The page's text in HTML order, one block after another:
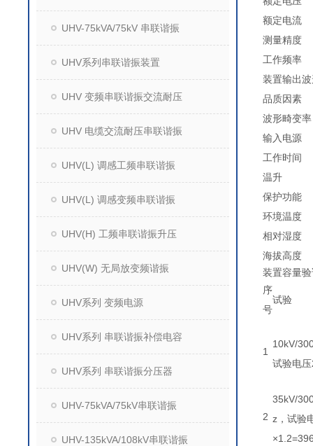
UHV-75kVA/75kV 串联谐振
UHV系列串联谐振装置
UHV 变频串联谐振交流耐压
UHV 电缆交流耐压串联谐振
UHV(L) 调感工频串联谐振
UHV(L) 调感变频串联谐振
UHV(H) 工频串联谐振升压
UHV(W) 无局放变频谐振
UHV系列 变频电源
UHV系列 串联谐振补偿电容
UHV系列 串联谐振分压器
UHV-75kVA/75kV串联谐振
UHV-135kVA/108kV串联谐振
额定电流
测量精度
工作频率
装置输出
品质因素
波形畸变率
输入电源
工作时间
温升
保护功能
环境温度
相对湿度
海拔高度
装置容量
序
号
试验
1
10kV/
试验电
2
35kV/
z，试验